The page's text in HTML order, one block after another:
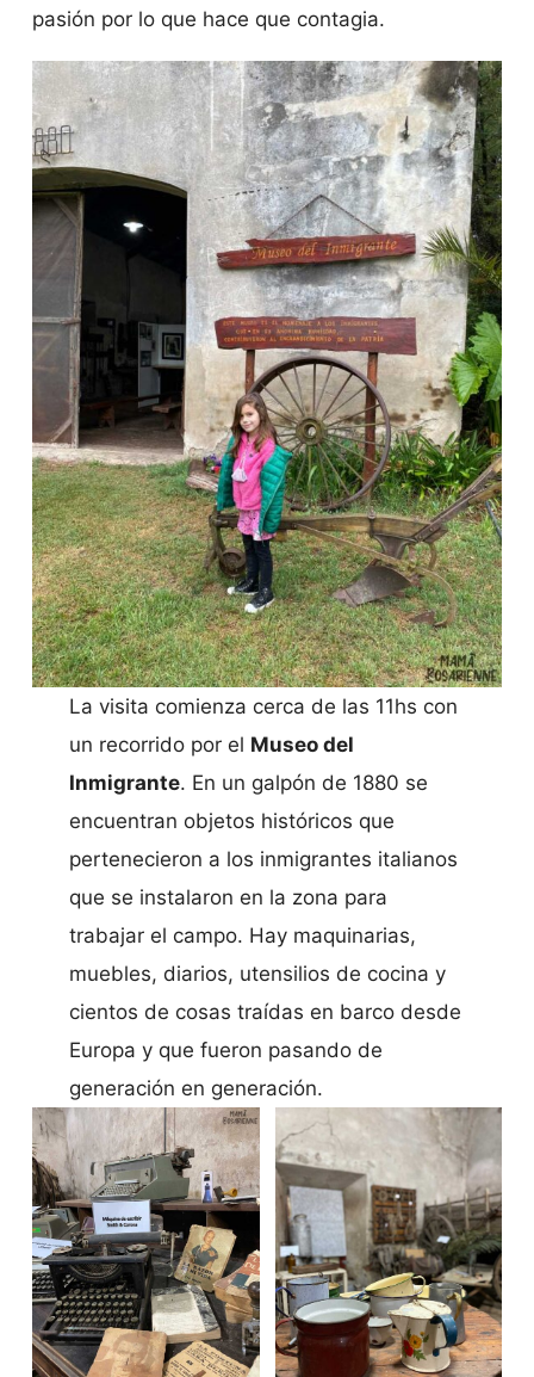
pasión por lo que hace que contagia.
La visita comienza cerca de las 11hs con
un recorrido por el Museo del
Inmigrante. En un galpón de 1880 se
encuentran objetos históricos que
pertenecieron a los inmigrantes italianos
que se instalaron en la zona para
trabajar el campo. Hay maquinarias,
muebles, diarios, utensilios de cocina y
cientos de cosas traídas en barco desde
Europa y que fueron pasando de
generación en generación.